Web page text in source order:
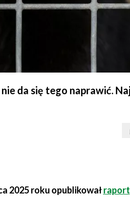
da się tego naprawić.
2025 roku opublikowałraport